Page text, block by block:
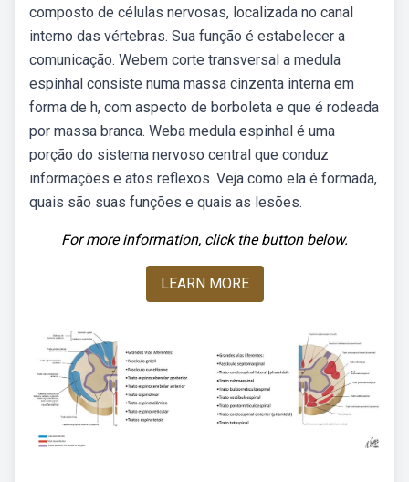
composto de células nervosas, localizada no canal
interno das vértebras. Sua função é estabelecer a
comunicação. Webem corte transversal a medula
espinhal consiste numa massa cinzenta interna em
forma de h, com aspecto de borboleta e que é rodeada
por massa branca. Weba medula espinhal é uma
porção do sistema nervoso central que conduz
informações e atos reflexos. Veja como ela é formada,
quais são suas funções e quais as lesões.
For more information, click the button below.
LEARN MORE